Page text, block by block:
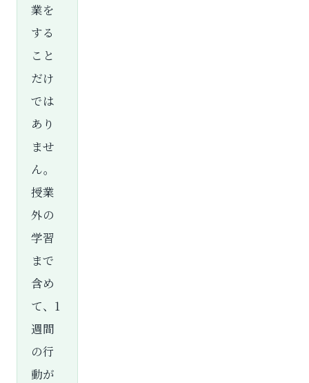
業を
する
こと
だけ
では
あり
ませ
ん。
授業
外の
学習
まで
含め
て、1
週間
の行
動が